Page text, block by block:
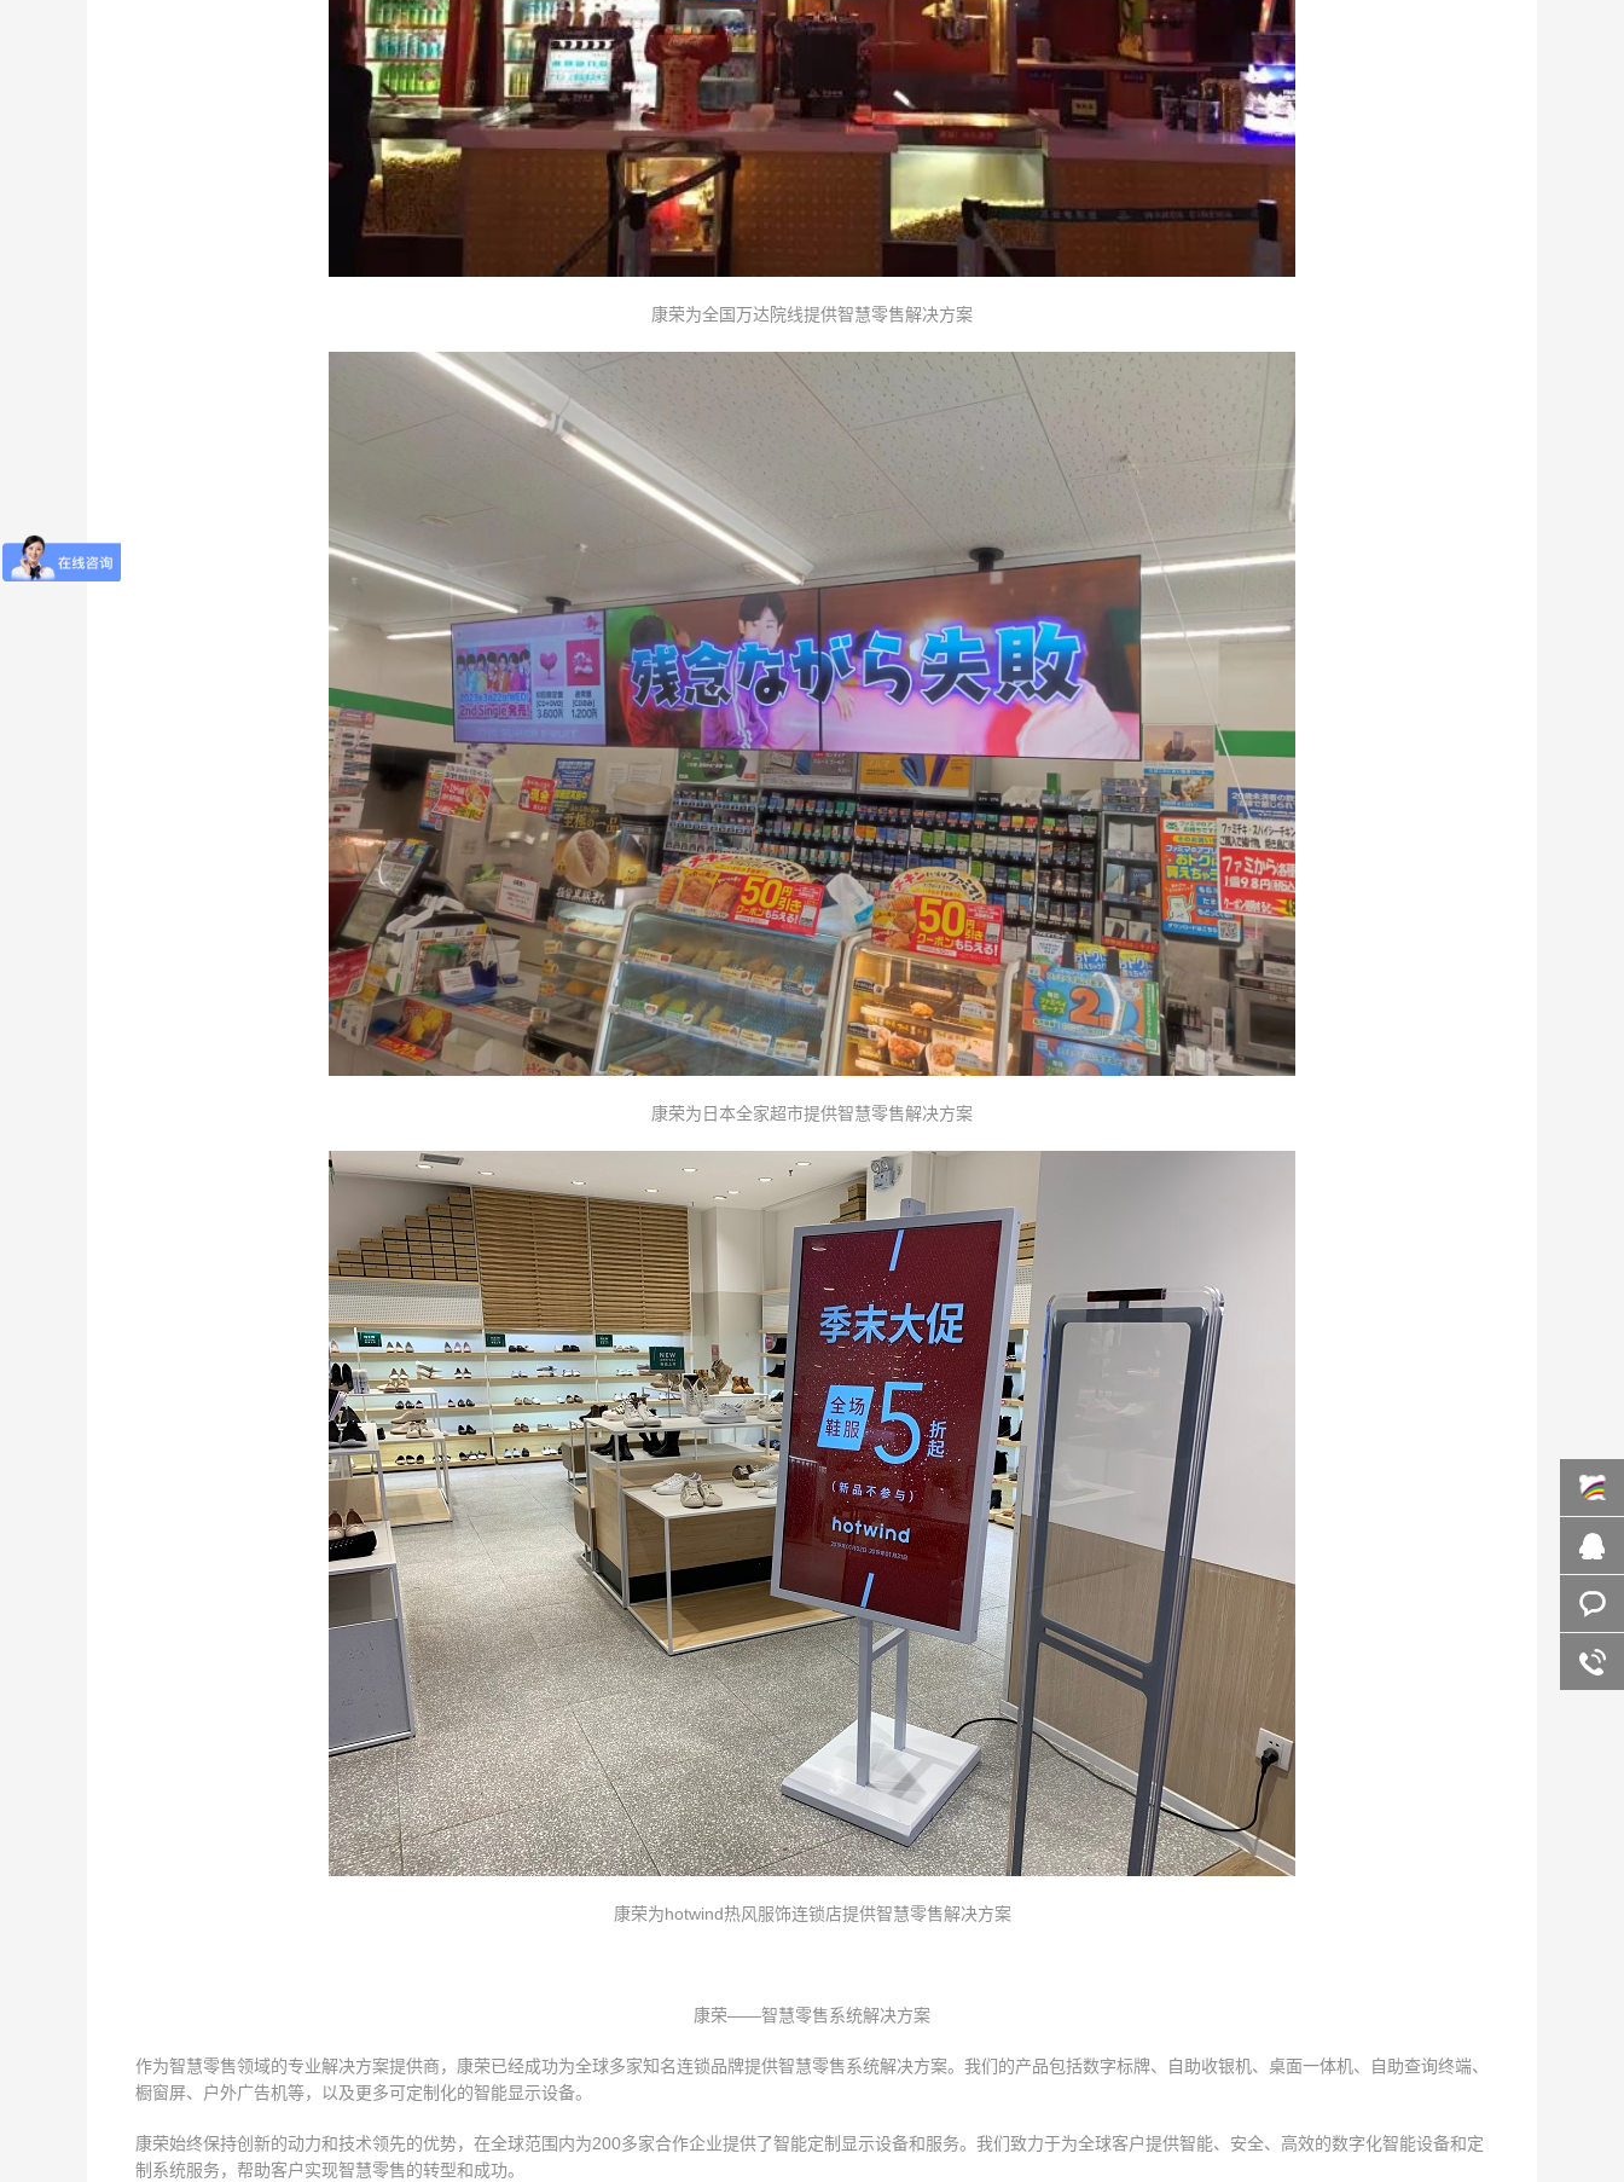
康荣为全国万达院线提供智慧零售解决方案
康荣为日本全家超市提供智慧零售解决方案
康荣为hotwind热风服饰连锁店提供智慧零售解决方案
康荣——智慧零售系统解决方案
作为智慧零售领域的专业解决方案提供商，康荣已经成功为全球多家知名连锁品牌提供智慧零售系统解决方案。我们的产品包括数字标牌、自助收银机、桌面一体机、自助查询终端、
橱窗屏、户外广告机等，以及更多可定制化的智能显示设备。
康荣始终保持创新的动力和技术领先的优势，在全球范围内为200多家合作企业提供了智能定制显示设备和服务。我们致力于为全球客户提供智能、安全、高效的数字化智能设备和定
制系统服务，帮助客户实现智慧零售的转型和成功。
百度商
在线咨
客服咨